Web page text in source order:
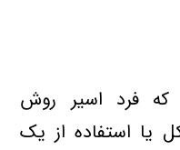
فرد اسیر روش
یا استفاده از یك